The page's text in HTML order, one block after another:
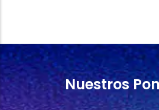
Nuestros